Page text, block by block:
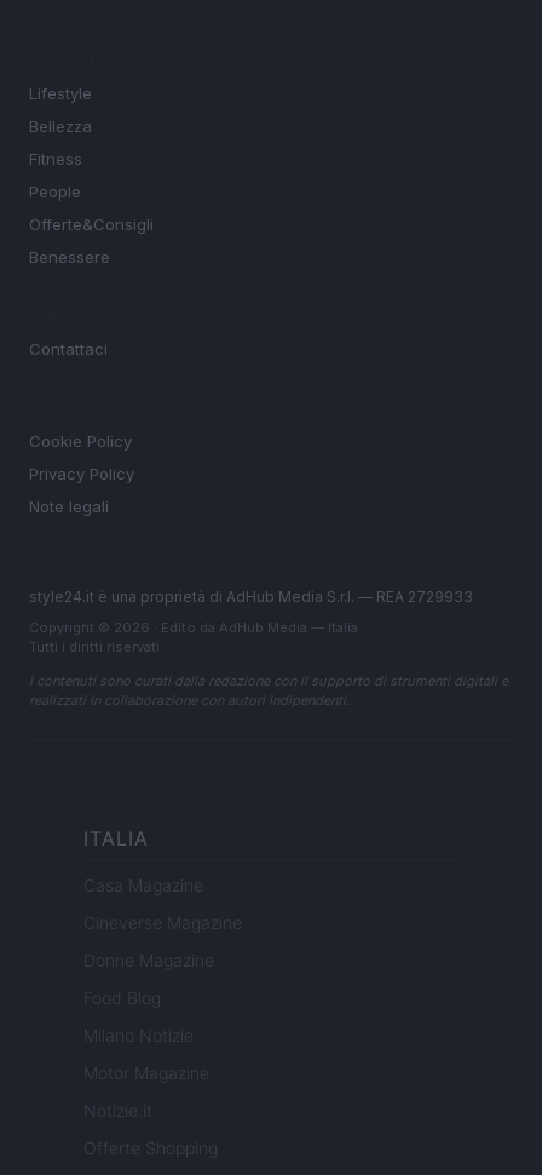
Lifestyle
Bellezza
Fitness
People
Offerte&Consigli
Benessere
Contattaci
Cookie Policy
Privacy Policy
Note legali
style24.it è una proprietà di AdHub Media S.r.l. — REA 2729933
Copyright © 2026 · Edito da AdHub Media — Italia
Tutti i diritti riservati
I contenuti sono curati dalla redazione con il supporto di strumenti digitali e
realizzati in collaborazione con autori indipendenti.
ITALIA
Casa Magazine
Cineverse Magazine
Donne Magazine
Food Blog
Milano Notizie
Motor Magazine
Notizie.it
Offerte Shopping